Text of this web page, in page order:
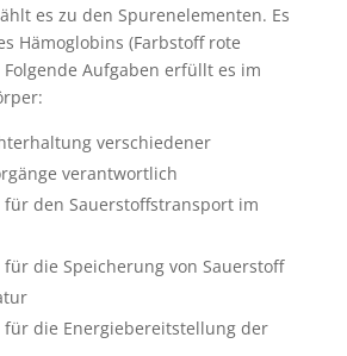
es zu den Spurenelementen. Es
Hämoglobins (Farbstoff rote
Aufgaben erfüllt es im
verschiedener
verantwortlich
den Sauerstoffstransport im
die Speicherung von Sauerstoff
die Energiebereitstellung der